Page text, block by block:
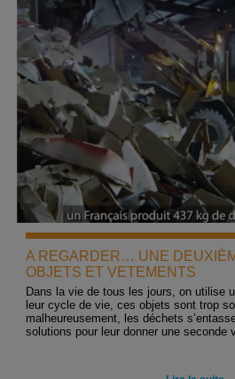
A REGARDER… UNE
OBJETS ET VETEMENTS
Dans la vie de tous les jours, on utilise
leur cycle de vie, ces objets sont trop
malheureusement, les déchets
solutions pour leur donner une seconde